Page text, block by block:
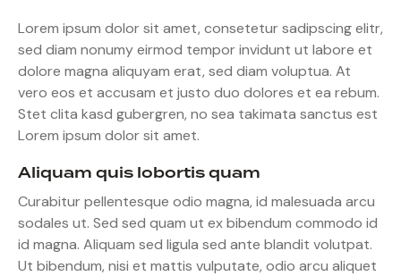
Lorem ipsum dolor sit amet, consetetur sadipscing elitr,
sed diam nonumy eirmod tempor invidunt ut labore et
dolore magna aliquyam erat, sed diam voluptua. At
vero eos et accusam et justo duo dolores et ea rebum.
Stet clita kasd gubergren, no sea takimata sanctus est
Lorem ipsum dolor sit amet.
Aliquam quis lobortis quam
Curabitur pellentesque odio magna, id malesuada arcu
sodales ut. Sed sed quam ut ex bibendum commodo id
id magna. Aliquam sed ligula sed ante blandit volutpat.
Ut bibendum, nisi et mattis vulputate, odio arcu aliquet